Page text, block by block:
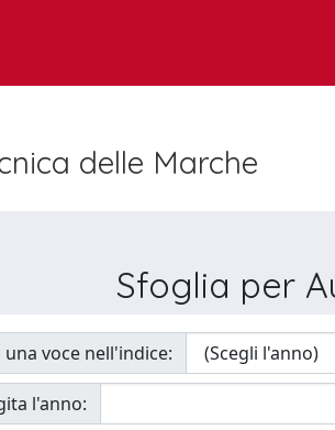
delle Marche
Sfoglia per
una voce nell'indice:
l'anno: